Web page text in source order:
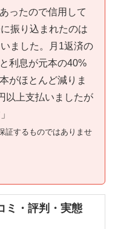
ったので信用して
振り込まれたのは
ました。月1返済の
利息が元本の40%
がほとんど減りま
以上支払いましたが
証するものではありませ
ミ・評判・実態